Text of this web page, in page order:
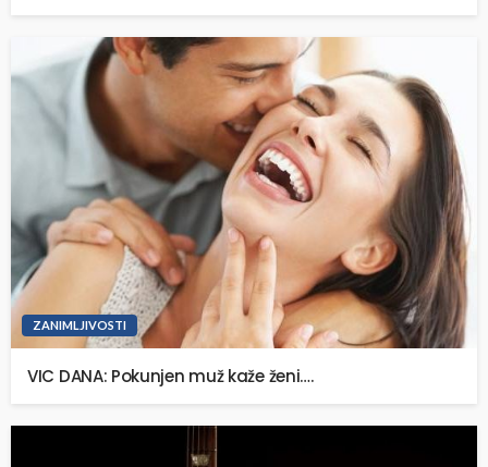
ZANIMLJIVOSTI
VIC DANA: Pokunjen muž kaže ženi….